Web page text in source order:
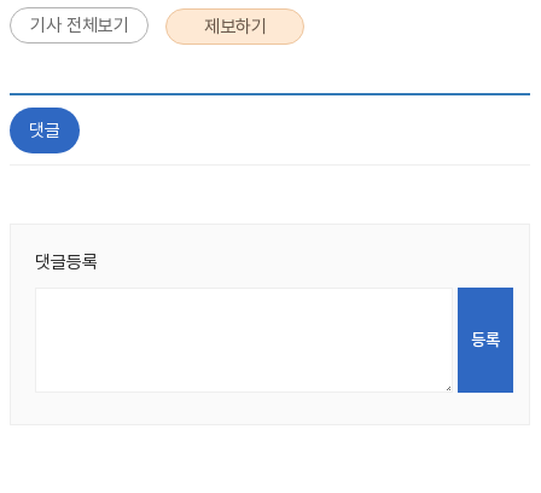
기사 전체보기 제보하기
댓글
댓글등록